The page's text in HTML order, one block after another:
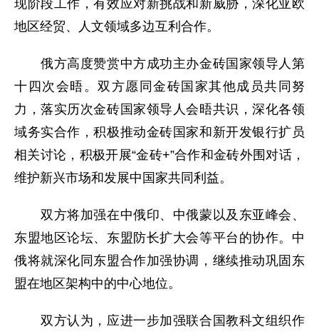
现阶段工作，有效应对新挑战和新威胁，深化亚欧
地区经贸、人文领域多边互利合作。
俄方高度赞赏中方成功主办金砖国家领导人第
十四次会晤。双方愿同金砖国家其他成员共同努
力，落实历次金砖国家领导人会晤共识，深化各领
域务实合作，积极推动金砖国家和新开发银行扩员
相关讨论，积极开展“金砖+”合作和金砖外围对话，
维护新兴市场和发展中国家共同利益。
双方将加强在中俄印、中俄蒙以及东亚峰会、
东盟地区论坛、东盟防长扩大会等平台的协作。中
俄将就深化同东盟合作加强协调，继续推动巩固东
盟在地区架构中的中心地位。
双方认为，应进一步加强联合国教科文组织作